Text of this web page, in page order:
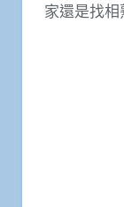
家還是找